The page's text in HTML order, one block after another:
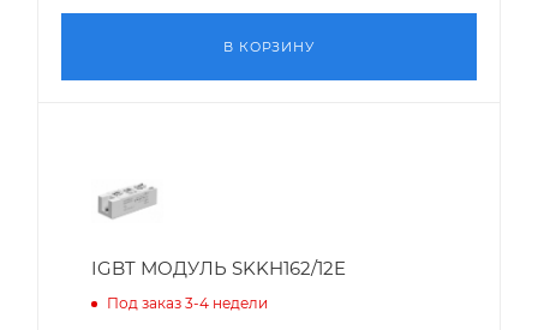
В КОРЗИНУ
IGBT МОДУЛЬ SKKH162/12E
Под заказ 3-4 недели